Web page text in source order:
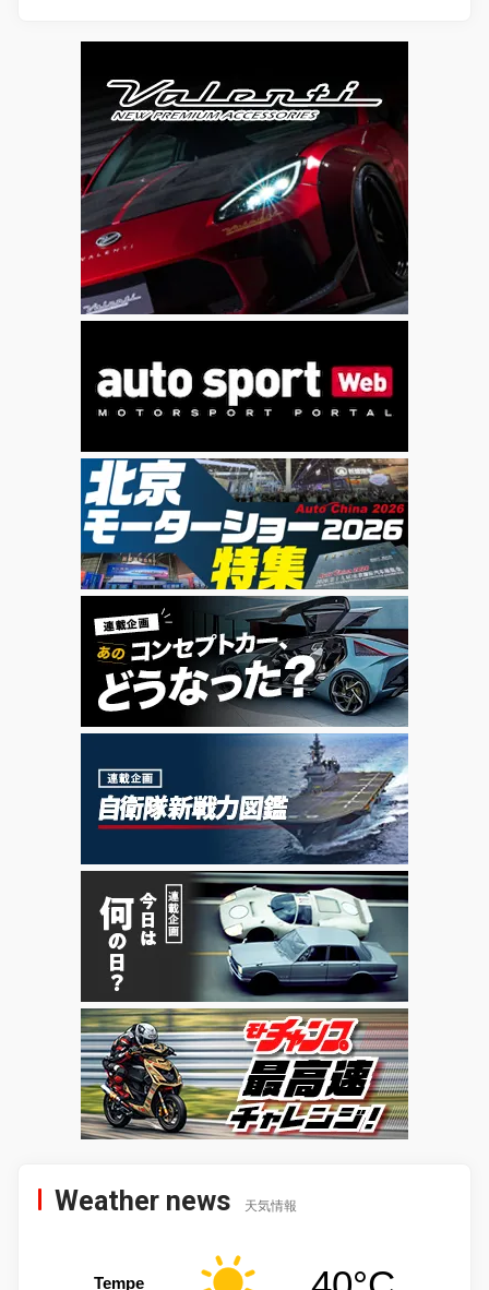
Weather news 天気情報
Tempe